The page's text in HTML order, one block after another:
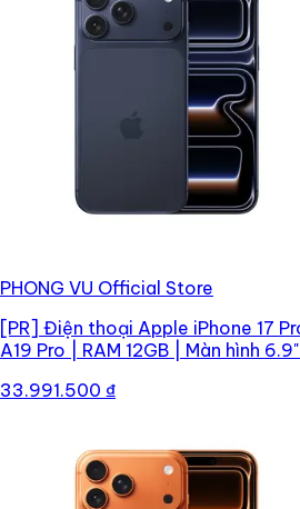
PHONG VU Official Store
[PR] Điện thoại Apple iPhone 17
A19 Pro | RAM 12GB | Màn hình
33.991.500 ₫